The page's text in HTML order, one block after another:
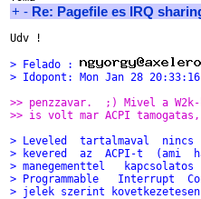
+ - Re: Pagefile es IRQ
Udv !
> Felado :
> Idopont: Mon Jan 28 20:33:16
>> penzzavar.  ;) Mivel a W2k-
>> is volt mar ACPI tamogatas,
> Leveled  tartalmaval
> kevered  az  ACPI-t  (ami
> manegementtel
> Programmable   Interrupt
> jelek szerint